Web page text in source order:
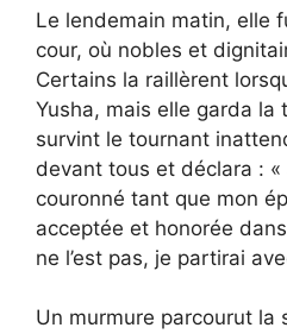
Le lendemain matin, elle
cour, où nobles et
Certains la raillèrent
Yusha, mais elle garda la
survint le tournant
devant tous et déclara : «
couronné tant que mon
acceptée et honorée
ne l’est pas, je partirai
Un murmure parcourut la